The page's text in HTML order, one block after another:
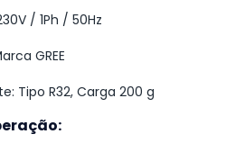
/ 1Ph / 50Hz
GREE
Tipo R32, Carga 200 g